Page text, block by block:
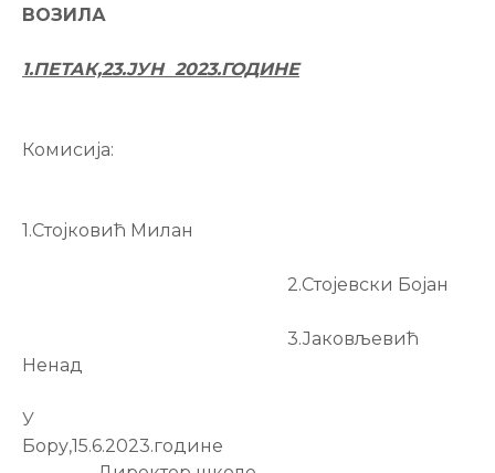
ВОЗИЛА
1.ПЕТАК,23.ЈУН2023.ГОДИНЕ
Комисија:
1.Стојковић Милан
2.Стојевски Бојан
3.Јаковљевић
Ненад
У
Бору,15.6.2023.године